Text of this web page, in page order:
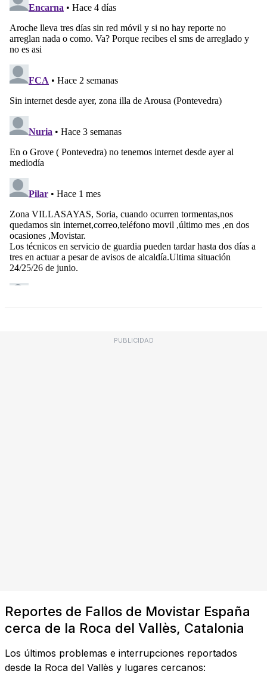
PUBLICIDAD
Reportes de Fallos de Movistar España
cerca de la Roca del Vallès, Catalonia
Los últimos problemas e interrupciones reportados
desde la Roca del Vallès y lugares cercanos: